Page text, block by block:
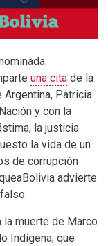
una cita de la
Patricia
y con la
la justicia
la vida de un
de corrupción
advierte
la muerte de Marco
Indígena, que